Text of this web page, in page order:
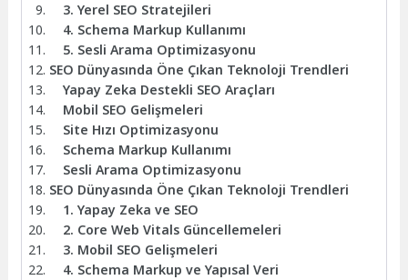
3. Yerel SEO Stratejileri
4. Schema Markup Kullanımı
5. Sesli Arama Optimizasyonu
SEO Dünyasında Öne Çıkan Teknoloji Trendleri
Yapay Zeka Destekli SEO Araçları
Mobil SEO Gelişmeleri
Site Hızı Optimizasyonu
Schema Markup Kullanımı
Sesli Arama Optimizasyonu
SEO Dünyasında Öne Çıkan Teknoloji Trendleri
1. Yapay Zeka ve SEO
2. Core Web Vitals Güncellemeleri
3. Mobil SEO Gelişmeleri
4. Schema Markup ve Yapısal Veri